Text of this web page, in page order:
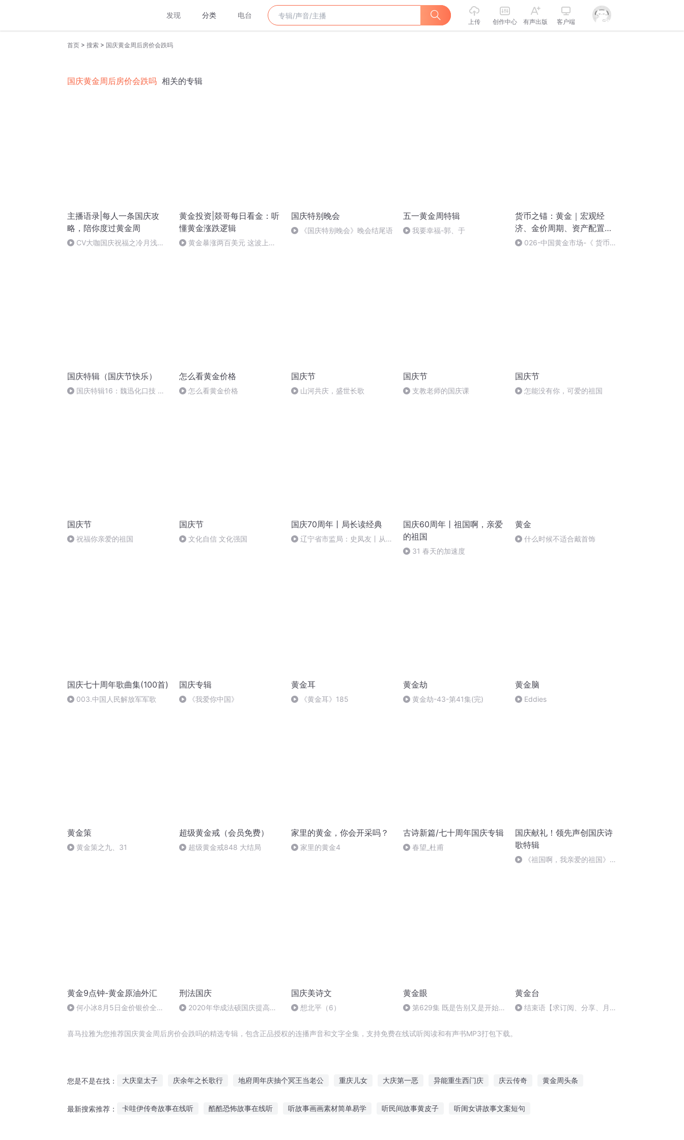
发现 分类 电台
上传 创作中心 有声出版 客户端
首页 > 搜索 > 国庆黄金周后房价会跌吗
国庆黄金周后房价会跌吗 相关的专辑
主播语录|每人一条国庆攻
略，陪你度过黄金周
CV大咖国庆祝福之冷月浅浅
黄金投资|燚哥每日看金：听
懂黄金涨跌逻辑
黄金暴涨两百美元 这波上涨
国庆特别晚会
《国庆特别晚会》晚会结尾语
五一黄金周特辑
我要幸福-郭、于
货币之锚：黄金｜宏观经
济、金价周期、资产配置、
黄金定价逻辑
026-中国黄金市场-《 货币之
国庆特辑（国庆节快乐）
国庆特辑16：魏迅化口技 二
怎么看黄金价格
怎么看黄金价格
国庆节
山河共庆，盛世长歌
国庆节
支教老师的国庆课
国庆节
怎能没有你，可爱的祖国
国庆节
祝福你亲爱的祖国
国庆节
文化自信 文化强国
国庆70周年丨局长读经典
辽宁省市监局：史凤友丨从严
国庆60周年丨祖国啊，亲爱
的祖国
31 春天的加速度
黄金
什么时候不适合戴首饰
国庆七十周年歌曲集(100首)
003.中国人民解放军军歌
国庆专辑
《我爱你中国》
黄金耳
《黄金耳》185
黄金劫
黄金劫-43-第41集(完)
黄金脑
Eddies
黄金策
黄金策之九、31
超级黄金戒（会员免费）
超级黄金戒848 大结局
家里的黄金，你会开采吗？
家里的黄金4
古诗新篇/七十周年国庆专辑
春望_杜甫
国庆献礼！领先声创国庆诗
歌特辑
《祖国啊，我亲爱的祖国》温
黄金9点钟-黄金原油外汇
何小冰8月5日金价银价全涨
刑法国庆
2020年华成法硕国庆提高班
国庆美诗文
想北平（6）
黄金眼
第629集 既是告别又是开始
黄金台
结束语【求订阅、分享、月票
喜马拉雅为您推荐国庆黄金周后房价会跌吗的精选专辑，包含正品授权的连播声音和文字全集，支持免费在线试听阅读和有声书MP3打包下载。
您是不是在找： 大庆皇太子 庆余年之长歌行 地府周年庆抽个冥王当老公 重庆儿女 大庆第一恶 异能重生西门庆 庆云传奇 黄金周头条
最新搜索推荐： 卡哇伊传奇故事在线听 酷酷恐怖故事在线听 听故事画画素材简单易学 听民间故事黄皮子 听闺女讲故事文案短句